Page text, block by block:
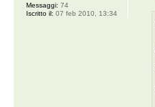
Messaggi: 74
Iscritto il: 07 feb 2010, 13:34